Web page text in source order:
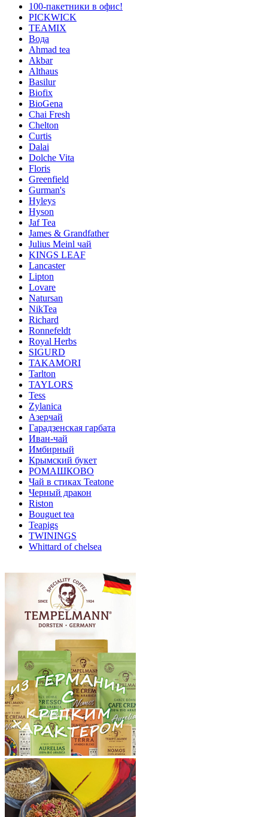
100-пакетники в офис!
PICKWICK
TEAMIX
Вода
Ahmad tea
Akbar
Althaus
Basilur
Biofix
BioGena
Chai Fresh
Chelton
Curtis
Dalai
Dolche Vita
Floris
Greenfield
Gurman's
Hyleys
Hyson
Jaf Tea
James & Grandfather
Julius Meinl чай
KINGS LEAF
Lancaster
Lipton
Lovare
Natursan
NikTea
Richard
Ronnefeldt
Royal Herbs
SIGURD
TAKAMORI
Tarlton
TAYLORS
Tess
Zylanica
Азерчай
Гарадзенская гарбата
Иван-чай
Имбирный
Крымский букет
РОМАШКОВО
Чай в стиках Teatone
Черный дракон
Riston
Bouguet tea
Teapigs
TWININGS
Whittard of chelsea